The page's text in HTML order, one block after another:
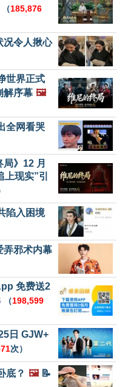
（185,876
况令人揪心
世界正式
解序幕 🖼️
全网看哭
》12 月
现实”引
陷入困境
弄邪术内幕
免费送2
（198,599
日 GJW+
次）
底？ 🖼️📝